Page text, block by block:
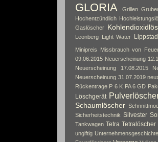
GLORIA Grillen
Hochentzündlich
Gaslöscher
Leonberg Light Water
Minipreis Missbrauch von
09.06.2015 Neuerscheinung
Neuerscheinung 17.08.2015
Neuerscheinung 31.07.2019
Rückentrage P 6 K PA 6 GD
Löschgerät
Schaumlöscher
Sicherheitstechnik Silvester
Tankwagen Tetra Tetralöscher
ungiftig Unternehmensgeschichte